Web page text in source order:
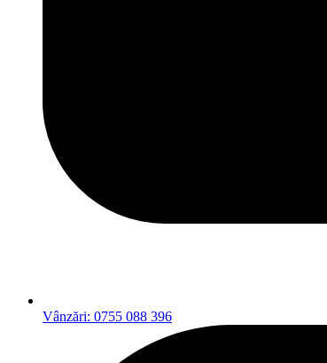
Vânzări: 0755 088 396